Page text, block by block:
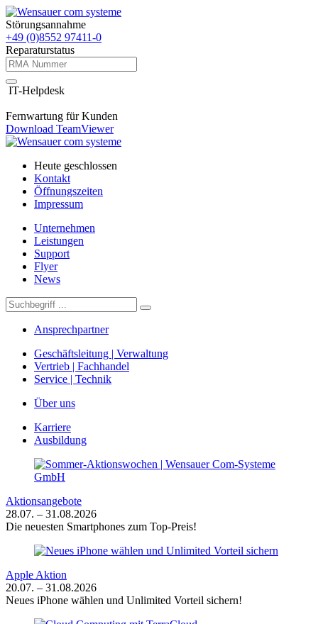
Störungsannahme
+49 (0)8552 97411-0
Reparaturstatus
IT-Helpdesk
Fernwartung für Kunden
Download TeamViewer
Heute geschlossen
Kontakt
Öffnungszeiten
Impressum
Unternehmen
Leistungen
Support
Flyer
News
Ansprechpartner
Geschäftsleitung | Verwaltung
Vertrieb | Fachhandel
Service | Technik
Über uns
Karriere
Ausbildung
Aktionsangebote
28.07. – 31.08.2026
Die neuesten Smartphones zum Top-Preis!
Apple Aktion
20.07. – 31.08.2026
Neues iPhone wählen und Unlimited Vorteil sichern!